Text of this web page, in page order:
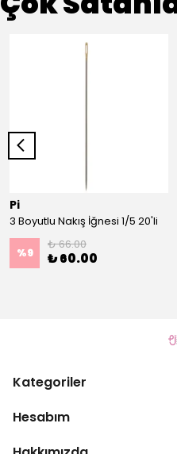
Pi
3 Boyutlu Nakış İğnesi 1/5 20'li
%9
₺ 66.00
₺ 60.00
Kategoriler
Hesabım